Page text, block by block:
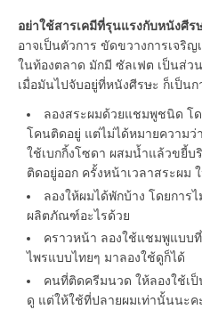
อย่าใช้สารเคมีที่รุนแรงกับหนังศีร
อาจเป็นตัวการ ขัดขวางการเจริ
ในท้องตลาด มักมี ซัลเฟต เป็นส่
เมื่อมันไปจับอยู่ที่หนังศีรษะ ก็เป็น
ลองสระผมด้วยแชมพูชนิด โ
โคนติดอยู่ แต่ไม่ได้หมายความว่
ใช้เบกกิ้งโซดา ผสมน้ำแล้วขยี้
ติดอยู่ออก ครั้งหน้าเวลาสระผม
ลองให้ผมได้พักบ้าง โดยการ
ผลิตภัณฑ์อะไรด้วย
คราวหน้า ลองใช้แชมพูแบบ
ไพรแบบไทยๆ มาลองใช้ดูก็ได้
คนที่ติดครีมนวด ให้ลองใช้เ
ดู แต่ให้ใช้ที่ปลายผมเท่านั้นนะค